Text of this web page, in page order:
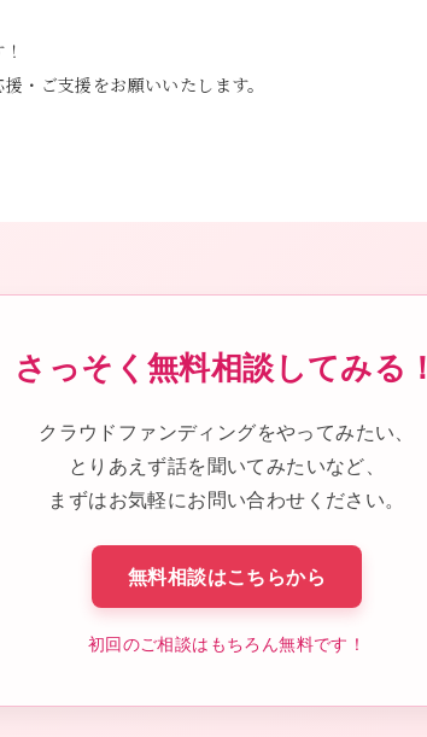
・ご支援をお願いいたします。
さっそく無料相談してみる！
クラウドファンディングをやってみたい、
とりあえず話を聞いてみたいなど、
まずはお気軽にお問い合わせください。
無料相談はこちらから
初回のご相談はもちろん無料です！